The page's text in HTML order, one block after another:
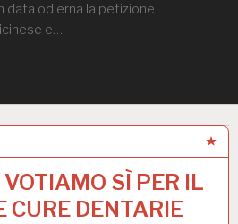
data odierna la petizione
e…
SÌ PER IL
CURE DENTARIE